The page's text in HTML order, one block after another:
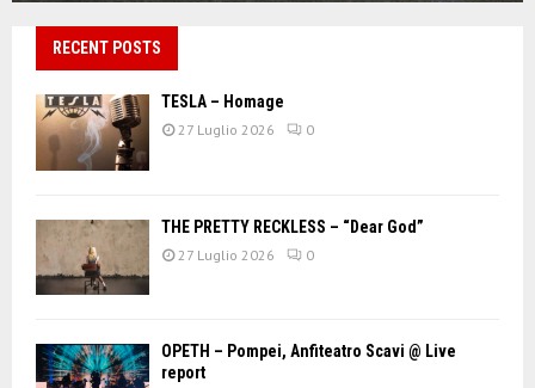
RECENT POSTS
TESLA – Homage
27 Luglio 2026 0
THE PRETTY RECKLESS – “Dear God”
27 Luglio 2026 0
OPETH – Pompei, Anfiteatro Scavi @ Live
report